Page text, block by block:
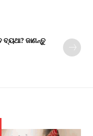
ବ୍ୟଥା? ଜାଣନ୍ତୁ